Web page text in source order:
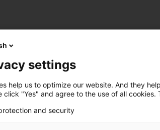
settings
help us to optimize our website. And they
click "Yes" and agree to the use of all cookies.
and security